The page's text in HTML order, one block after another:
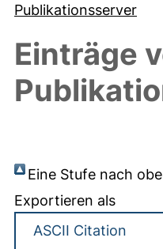
Publikationsserver
Einträge
Eine Stufe nach
Exportieren als